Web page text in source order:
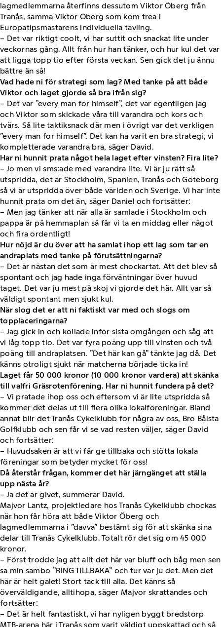
lagmedlemmarna återfinns dessutom Viktor Öberg från
Tranås, samma Viktor Öberg som kom trea i
Europatipsmästarens individuella tävling.
– Det var riktigt coolt, vi har suttit och snackat lite under
veckornas gång. Allt från hur han tänker, och hur kul det var
att ligga topp tio efter första veckan. Sen gick det ju ännu
bättre än så!
Vad hade ni för strategi som lag? Med tanke på att både
Viktor och laget gjorde så bra ifrån sig?
– Det var ”every man for himself”, det var egentligen jag
och Viktor som skickade våra till varandra och kors och
tvärs. Så lite taktiksnack där men i övrigt var det verkligen
”every man for himself”. Det kan ha varit en bra strategi, vi
kompletterade varandra bra, säger David.
Har ni hunnit prata något hela laget efter vinsten? Fira lite?
– Jo men vi sms:ade med varandra lite. Vi är ju rätt så
utspridda, det är Stockholm, Spanien, Tranås och Göteborg
så vi är utspridda över både världen och Sverige. Vi har inte
hunnit prata om det än, säger Daniel och fortsätter:
– Men jag tänker att när alla är samlade i Stockholm och
pappa är på hemmaplan så får vi ta en middag eller något
och fira ordentligt!
Hur nöjd är du över att ha samlat ihop ett lag som tar en
andraplats med tanke på förutsättningarna?
– Det är nästan det som är mest chockartat. Att det blev så
spontant och jag hade inga förväntningar över huvud
taget. Det var ju mest på skoj vi gjorde det här. Allt var så
väldigt spontant men sjukt kul.
När slog det er att ni faktiskt var med och slogs om
topplaceringarna?
– Jag gick in och kollade inför sista omgången och såg att
vi låg topp tio. Det var fyra poäng upp till vinsten och två
poäng till andraplatsen. ”Det här kan gå” tänkte jag då. Det
känns otroligt sjukt när matcherna började ticka in!
Laget får 50 000 kronor (10 000 kronor vardera) att skänka
till valfri Gräsrotenförening. Har ni hunnit fundera på det?
– Vi pratade ihop oss och eftersom vi är lite utspridda så
kommer det delas ut till flera olika lokalföreningar. Bland
annat blir det Tranås Cykelklubb för några av oss, Bro Bålsta
Golfklubb och sen får vi se vad resten väljer, säger David
och fortsätter:
– Huvudsaken är att vi får ge tillbaka och stötta lokala
föreningar som betyder mycket för oss!
Då återstår frågan, kommer det här järngänget att ställa
upp nästa år?
– Ja det är givet, summerar David.
Majvor Lantz, projektledare hos Tranås Cykelklubb chockas
när hon får höra att både Viktor Öberg och
lagmedlemmarna i ”davva” bestämt sig för att skänka sina
delar till Tranås Cykelklubb. Totalt rör det sig om 45 000
kronor.
– Först trodde jag att allt det här var bluff och båg men sen
sa min sambo ”RING TILLBAKA” och tur var ju det. Men det
här är helt galet! Stort tack till alla. Det känns så
överväldigande, alltihopa, säger Majvor skrattandes och
fortsätter:
– Det är helt fantastiskt, vi har nyligen byggt bredstorp
MTB-arena här i Tranås som varit väldigt uppskattad och så